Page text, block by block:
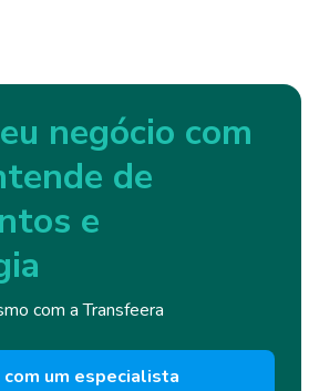
negócio com
de
e
com a Transfeera
com um especialista